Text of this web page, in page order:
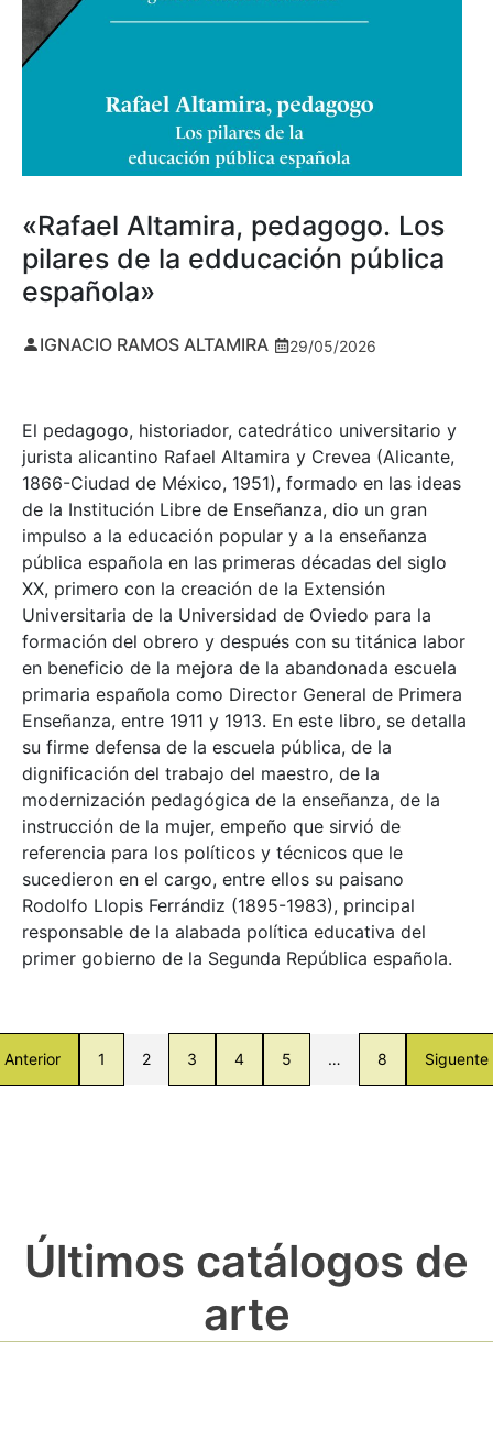
«Rafael Altamira, pedagogo. Los
pilares de la edducación pública
española»
IGNACIO RAMOS ALTAMIRA 29/05/2026
El pedagogo, historiador, catedrático universitario y
jurista alicantino Rafael Altamira y Crevea (Alicante,
1866-Ciudad de México, 1951), formado en las ideas
de la Institución Libre de Enseñanza, dio un gran
impulso a la educación popular y a la enseñanza
pública española en las primeras décadas del siglo
XX, primero con la creación de la Extensión
Universitaria de la Universidad de Oviedo para la
formación del obrero y después con su titánica labor
en beneficio de la mejora de la abandonada escuela
primaria española como Director General de Primera
Enseñanza, entre 1911 y 1913. En este libro, se detalla
su firme defensa de la escuela pública, de la
dignificación del trabajo del maestro, de la
modernización pedagógica de la enseñanza, de la
instrucción de la mujer, empeño que sirvió de
referencia para los políticos y técnicos que le
sucedieron en el cargo, entre ellos su paisano
Rodolfo Llopis Ferrándiz (1895-1983), principal
responsable de la alabada política educativa del
primer gobierno de la Segunda República española.
Anterior 1 2 3 4 5 … 8 Siguente
Últimos catálogos de
arte